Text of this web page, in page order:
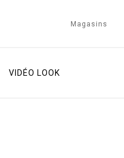
Magasins
VIDÉO LOOK